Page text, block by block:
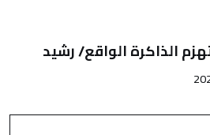
الذاكرة الواقع/ رشيد